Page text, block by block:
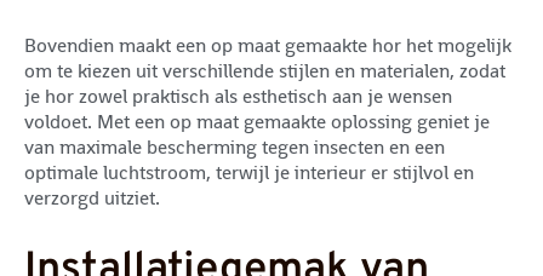
Bovendien maakt een op maat gemaakte hor het mogelijk
om te kiezen uit verschillende stijlen en materialen, zodat
je hor zowel praktisch als esthetisch aan je wensen
voldoet. Met een op maat gemaakte oplossing geniet je
van maximale bescherming tegen insecten en een
optimale luchtstroom, terwijl je interieur er stijlvol en
verzorgd uitziet.